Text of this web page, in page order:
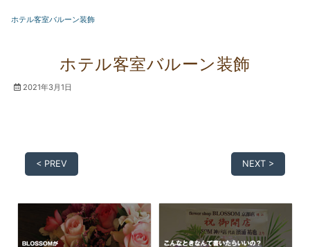
ホテル客室バルーン装飾
ホテル客室バルーン装飾
2021年3月1日
< PREV NEXT >